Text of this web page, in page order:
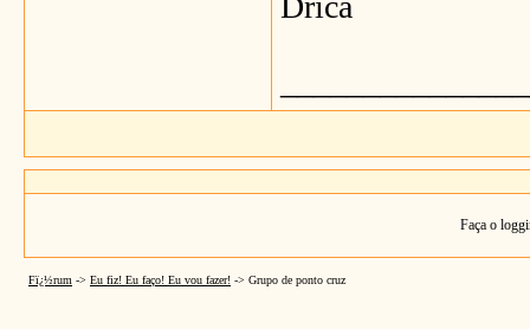
Faça o
Fï¿½rum -> Eu fiz! Eu faço! Eu vou fazer! -> Grupo de ponto cruz